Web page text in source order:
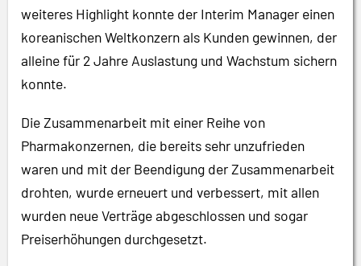
weiteres Highlight konnte der Interim Manager einen
koreanischen Weltkonzern als Kunden gewinnen, der
alleine für 2 Jahre Auslastung und Wachstum sichern
konnte.
Die Zusammenarbeit mit einer Reihe von
Pharmakonzernen, die bereits sehr unzufrieden
waren und mit der Beendigung der Zusammenarbeit
drohten, wurde erneuert und verbessert, mit allen
wurden neue Verträge abgeschlossen und sogar
Preiserhöhungen durchgesetzt.